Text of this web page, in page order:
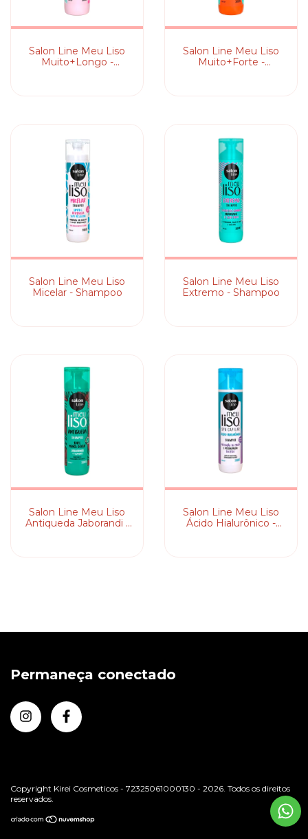
Salon Line Meu Liso
Muito+Longo -
Salon Line Meu Liso
Muito+Forte -
Salon Line Meu Liso
Micelar - Shampoo
Salon Line Meu Liso
Extremo - Shampoo
Salon Line Meu Liso
Antiqueda Jaborandi -
Salon Line Meu Liso
Ácido Hialurônico -
Permaneça conectado
Copyright Kirei Cosmeticos - 72325061000130 - 2026. Todos os direitos
reservados.